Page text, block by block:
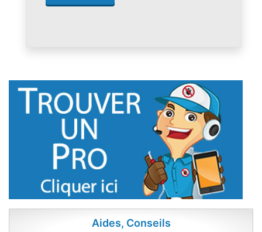
Aides, Conseils